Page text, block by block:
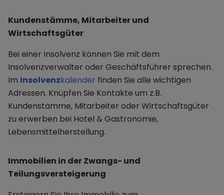
Kundenstämme, Mitarbeiter und
Wirtschaftsgüter
Bei einer Insolvenz können Sie mit dem
Insolvenzverwalter oder Geschäftsführer sprechen.
Im Insolvenzkalender finden Sie alle wichtigen
Adressen. Knüpfen Sie Kontakte um z.B.
Kundenstämme, Mitarbeiter oder Wirtschaftsgüter
zu erwerben bei Hotel & Gastronomie,
Lebensmittelherstellung.
Immobilien in der Zwangs- und
Teilungsversteigerung